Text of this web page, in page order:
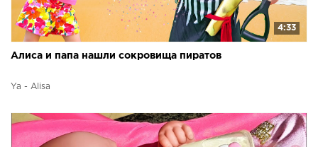
4:33
Алиса и папа нашли сокровища пиратов
Ya - Alisa